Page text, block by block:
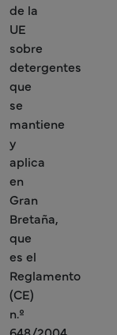
de la
UE
sobre
detergentes
que
se
mantiene
y
aplica
en
Gran
Bretaña,
que
es el
Reglamento
(CE)
n.º